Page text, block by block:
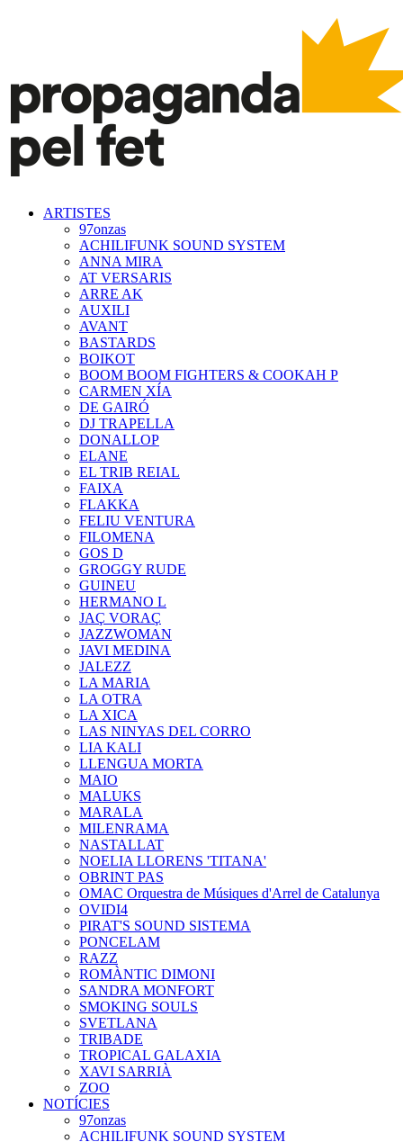
ARTISTES
97onzas
ACHILIFUNK SOUND SYSTEM
ANNA MIRA
AT VERSARIS
ARRE AK
AUXILI
AVANT
BASTARDS
BOIKOT
BOOM BOOM FIGHTERS & COOKAH P
CARMEN XÍA
DE GAIRÓ
DJ TRAPELLA
DONALLOP
ELANE
EL TRIB REIAL
FAIXA
FLAKKA
FELIU VENTURA
FILOMENA
GOS D
GROGGY RUDE
GUINEU
HERMANO L
JAÇ VORAÇ
JAZZWOMAN
JAVI MEDINA
JALEZZ
LA MARIA
LA OTRA
LA XICA
LAS NINYAS DEL CORRO
LIA KALI
LLENGUA MORTA
MAIO
MALUKS
MARALA
MILENRAMA
NASTALLAT
NOELIA LLORENS 'TITANA'
OBRINT PAS
OMAC Orquestra de Músiques d'Arrel de Catalunya
OVIDI4
PIRAT'S SOUND SISTEMA
PONCELAM
RAZZ
ROMÀNTIC DIMONI
SANDRA MONFORT
SMOKING SOULS
SVETLANA
TRIBADE
TROPICAL GALAXIA
XAVI SARRIÀ
ZOO
NOTÍCIES
97onzas
ACHILIFUNK SOUND SYSTEM